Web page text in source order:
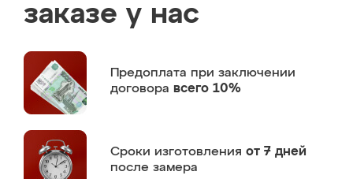
заказе у нас
Предоплата при заключении
договора всего 10%
Сроки изготовления от 7 дней
после замера